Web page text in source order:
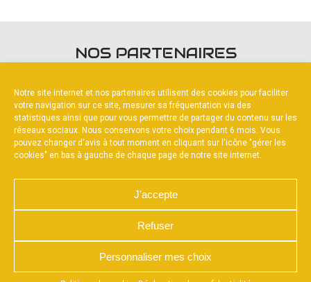
Notre site internet et nos partenaires utilisent des cookies pour faciliter
votre navigation sur ce site, mesurer sa fréquentation via des
statistiques ainsi que pour vous permettre de partager du contenu sur les
réseaux sociaux. Nous conservons votre choix pendant 6 mois. Vous
pouvez changer d'avis à tout moment en cliquant sur l'icône "gérer les
cookies" en bas à gauche de chaque page de notre site internet.
J'accepte
Refuser
Personnaliser mes choix
NOS PARTENAIRES
PARTENAIRE PRINCIPAL
NOUS CONTACTER
MENTIONS LÉGALES
CHARTE DE CONFIDENTIALITÉ
POLITIQUE DE COOKIES
RÉALISÉ PAR L’AGENCE WEB A3WEB